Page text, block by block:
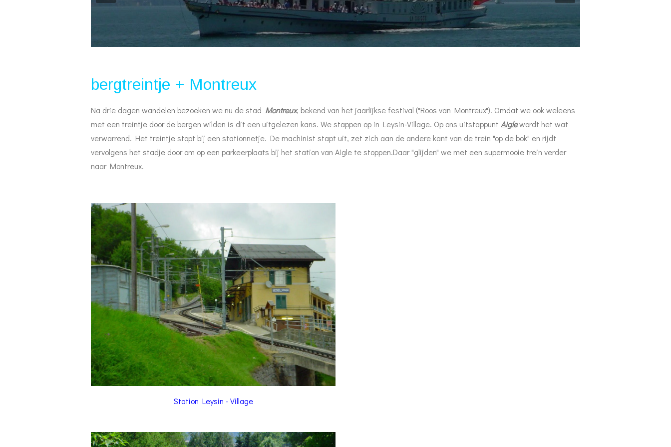
bergtreintje + Montreux
Na drie dagen wandelen bezoeken we nu de stad Montreux, bekend van het jaarlijkse festival ("Roos van Montreux"). Omdat we ook weleens
met een treintje door de bergen wilden is dit een uitgelezen kans. We stappen op in Leysin-Village. Op ons uitstappunt Aiglewordt het wat
verwarrend. Het treintje stopt bij een stationnetje. De machinist stapt uit, zet zich aan de andere kant van de trein "op de bok" en rijdt
vervolgens het stadje door om op een parkeerplaats bij het station van Aigle te stoppen.Daar "glijden" we met een supermooie trein verder
naar Montreux.
Station Leysin - Village